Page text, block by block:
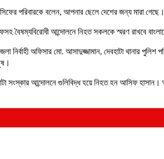
পরিবারকে বলেন, আপনার ছেলে দেশের জন্য মারা
বৈষম্যবিরোধী আন্দোলনে নিহত সকলকে স্মরণ রাখবে
নির্বাহী অফিসার মো. আসাদুজ্জামান, দেবহাটা থানার
সংস্কার আন্দোলনে গুলিবিদ্ধ হয়ে নিহত হন আসিফ হাসান।